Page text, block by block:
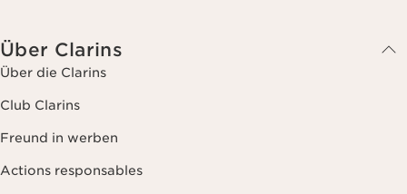
Über Clarins
Über die Clarins
Club Clarins
Freund in werben
Actions responsables